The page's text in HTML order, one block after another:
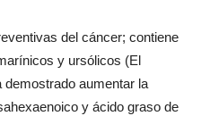
del cáncer; contiene
y ursólicos (El
aumentar la
y ácido graso de